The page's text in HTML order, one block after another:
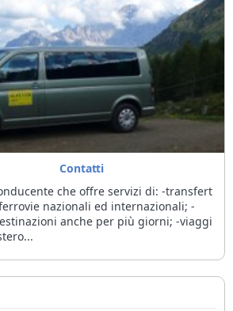
Contatti
che offre servizi di: -transfert
nazionali ed internazionali; -
anche per più giorni; -viaggi